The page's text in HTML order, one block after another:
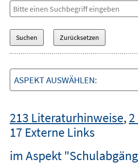
ASPEKT AUSWÄHLEN:
213 Literaturhinweise,
17 Externe Links
im Aspekt